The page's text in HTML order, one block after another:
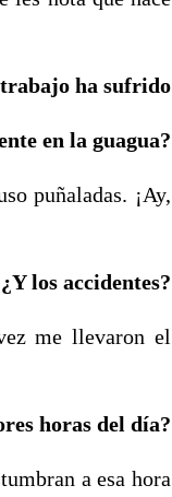
trabajo ha sufrido
en la guagua?
puñaladas. ¡Ay,
los accidentes?
me llevaron el
horas del día?
a esa hora